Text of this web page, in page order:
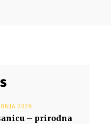
2026.
– prirodna